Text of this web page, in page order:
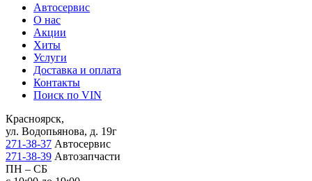
Автосервис
О нас
Акции
Хиты
Услуги
Доставка и оплата
Контакты
Поиск по VIN
Красноярск,
ул. Водопьянова, д. 19г
271-38-37 Автосервис
271-38-39 Автозапчасти
ПН – СБ